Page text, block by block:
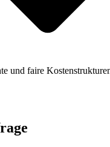
und faire